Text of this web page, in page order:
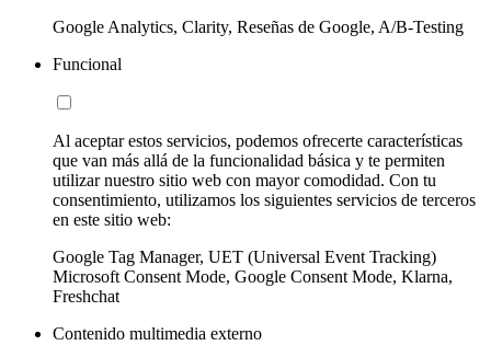
Google Analytics, Clarity, Reseñas de Google, A/B-Testing
Funcional
Al aceptar estos servicios, podemos ofrecerte características
que van más allá de la funcionalidad básica y te permiten
utilizar nuestro sitio web con mayor comodidad. Con tu
consentimiento, utilizamos los siguientes servicios de terceros
en este sitio web:
Google Tag Manager, UET (Universal Event Tracking)
Microsoft Consent Mode, Google Consent Mode, Klarna,
Freshchat
Contenido multimedia externo